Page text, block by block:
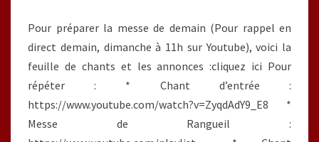
FEUILLE
DE
CHANTS-
ANNONCES
Pour préparer la messe de demain (Pour rappel en
direct demain, dimanche à 11h sur Youtube), voici la
feuille de chants et les annonces :cliquez ici Pour
répéter : * Chant d’entrée :
https://www.youtube.com/watch?v=ZyqdAdY9_E8 *
Messe de Rangueil :